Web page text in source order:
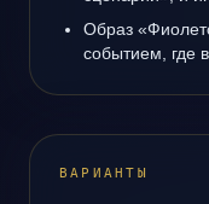
Образ
событием, где
ВАРИАНТЫ